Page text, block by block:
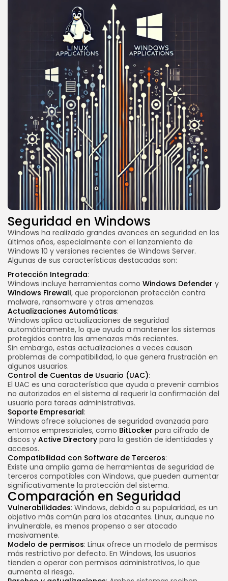
Seguridad en Windows
Windows ha realizado grandes avances en seguridad en los
últimos años, especialmente con el lanzamiento de
Windows 10 y versiones recientes de Windows Server.
Algunas de sus características destacadas son:
Protección Integrada:
Windows incluye herramientas como Windows Defender y
Windows Firewall, que proporcionan protección contra
malware, ransomware y otras amenazas.
Actualizaciones Automáticas:
Windows aplica actualizaciones de seguridad
automáticamente, lo que ayuda a mantener los sistemas
protegidos contra las amenazas más recientes.
Sin embargo, estas actualizaciones a veces causan
problemas de compatibilidad, lo que genera frustración en
algunos usuarios.
Control de Cuentas de Usuario (UAC):
El UAC es una característica que ayuda a prevenir cambios
no autorizados en el sistema al requerir la confirmación del
usuario para tareas administrativas.
Soporte Empresarial:
Windows ofrece soluciones de seguridad avanzada para
entornos empresariales, como BitLocker para cifrado de
discos y Active Directory para la gestión de identidades y
accesos.
Compatibilidad con Software de Terceros:
Existe una amplia gama de herramientas de seguridad de
terceros compatibles con Windows, que pueden aumentar
significativamente la protección del sistema.
Comparación en Seguridad
Vulnerabilidades: Windows, debido a su popularidad, es un
objetivo más común para los atacantes. Linux, aunque no
invulnerable, es menos propenso a ser atacado
masivamente.
Modelo de permisos: Linux ofrece un modelo de permisos
más restrictivo por defecto. En Windows, los usuarios
tienden a operar con permisos administrativos, lo que
aumenta el riesgo.